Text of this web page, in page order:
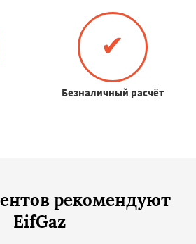
✔
Безналичный расчёт
рекомендуют
EifGaz